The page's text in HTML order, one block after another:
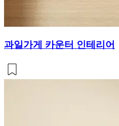
과일가게 카운터 인테리어